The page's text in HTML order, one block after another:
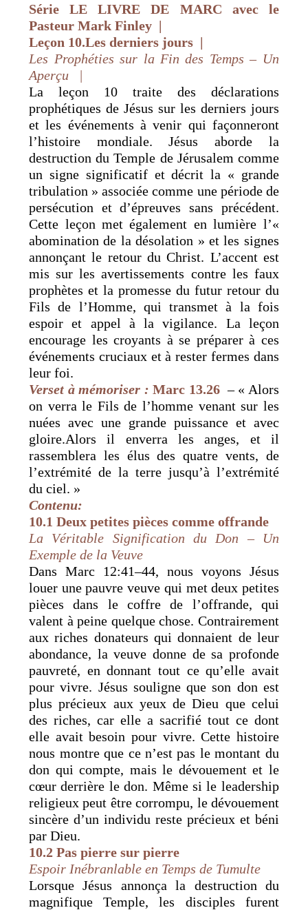
Série LE LIVRE DE MARC avec le
Pasteur Mark Finley |
Leçon 10.Les derniers jours |
Les Prophéties sur la Fin des Temps – Un
Aperçu |
La leçon 10 traite des déclarations
prophétiques de Jésus sur les derniers jours
et les événements à venir qui façonneront
l’histoire mondiale. Jésus aborde la
destruction du Temple de Jérusalem comme
un signe significatif et décrit la « grande
tribulation » associée comme une période de
persécution et d’épreuves sans précédent.
Cette leçon met également en lumière l’«
abomination de la désolation » et les signes
annonçant le retour du Christ. L’accent est
mis sur les avertissements contre les faux
prophètes et la promesse du futur retour du
Fils de l’Homme, qui transmet à la fois
espoir et appel à la vigilance. La leçon
encourage les croyants à se préparer à ces
événements cruciaux et à rester fermes dans
leur foi.
Verset à mémoriser : Marc 13.26 – « Alors
on verra le Fils de l’homme venant sur les
nuées avec une grande puissance et avec
gloire.Alors il enverra les anges, et il
rassemblera les élus des quatre vents, de
l’extrémité de la terre jusqu’à l’extrémité
du ciel. »
Contenu:
10.1 Deux petites pièces comme offrande
La Véritable Signification du Don – Un
Exemple de la Veuve
Dans Marc 12:41–44, nous voyons Jésus
louer une pauvre veuve qui met deux petites
pièces dans le coffre de l’offrande, qui
valent à peine quelque chose. Contrairement
aux riches donateurs qui donnaient de leur
abondance, la veuve donne de sa profonde
pauvreté, en donnant tout ce qu’elle avait
pour vivre. Jésus souligne que son don est
plus précieux aux yeux de Dieu que celui
des riches, car elle a sacrifié tout ce dont
elle avait besoin pour vivre. Cette histoire
nous montre que ce n’est pas le montant du
don qui compte, mais le dévouement et le
cœur derrière le don. Même si le leadership
religieux peut être corrompu, le dévouement
sincère d’un individu reste précieux et béni
par Dieu.
10.2 Pas pierre sur pierre
Espoir Inébranlable en Temps de Tumulte
Lorsque Jésus annonça la destruction du
magnifique Temple, les disciples furent